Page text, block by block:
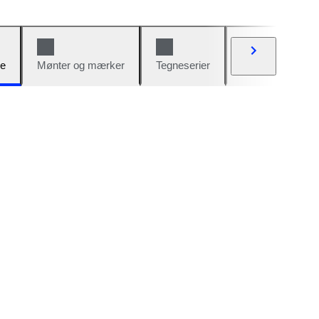
Mønter og mærker Tegneserier